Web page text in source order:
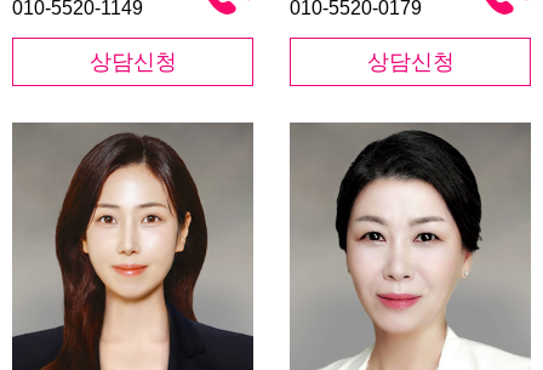
정
010-5520-1149
상담신청
미
010-5520-0179
상담신청